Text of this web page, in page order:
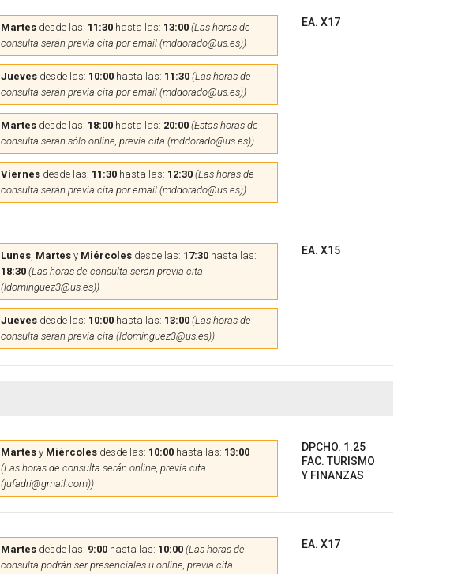
Martesdesde las: 11:30hasta las: 13:00 (Las horas de
consulta serán previa cita por email (mddorado@us.es))
Juevesdesde las: 10:00hasta las: 11:30 (Las horas de
consulta serán previa cita por email (mddorado@us.es))
Martesdesde las: 18:00hasta las: 20:00 (Estas horas de
consulta serán sólo online, previa cita (mddorado@us.es))
Viernesdesde las: 11:30hasta las: 12:30 (Las horas de
consulta serán previa cita por email (mddorado@us.es))
EA. X17
Lunes, Martesy Miércolesdesde las: 17:30hasta las:
18:30 (Las horas de consulta serán previa cita
(ldominguez3@us.es))
Juevesdesde las: 10:00hasta las: 13:00 (Las horas de
consulta serán previa cita (ldominguez3@us.es))
EA. X15
Martesy Miércolesdesde las: 10:00hasta las: 13:00
(Las horas de consulta serán online, previa cita
(jufadri@gmail.com))
DPCHO. 1.25
FAC. TURISMO
Y FINANZAS
Martesdesde las: 9:00hasta las: 10:00 (Las horas de
consulta podrán ser presenciales u online, previa cita
EA. X17